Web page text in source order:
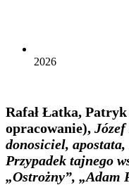
2026
Rafał Łatka,
opracowanie),
donosiciel,
Przypadek tajnego
„Ostrożny”, „Adam